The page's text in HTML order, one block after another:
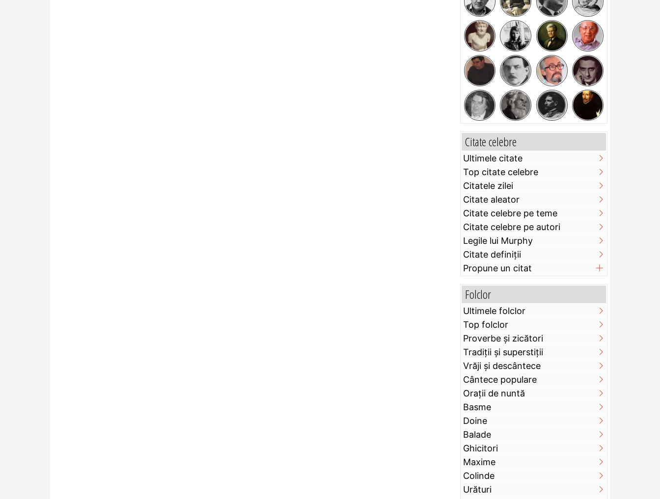
Citate celebre
Ultimele citate
Top citate celebre
Citatele zilei
Citate aleator
Citate celebre pe teme
Citate celebre pe autori
Legile lui Murphy
Citate definiţii
Propune un citat
Folclor
Ultimele folclor
Top folclor
Proverbe și zicători
Tradiții și superstiții
Vrăji și descântece
Cântece populare
Orații de nuntă
Basme
Doine
Balade
Ghicitori
Maxime
Colinde
Urături